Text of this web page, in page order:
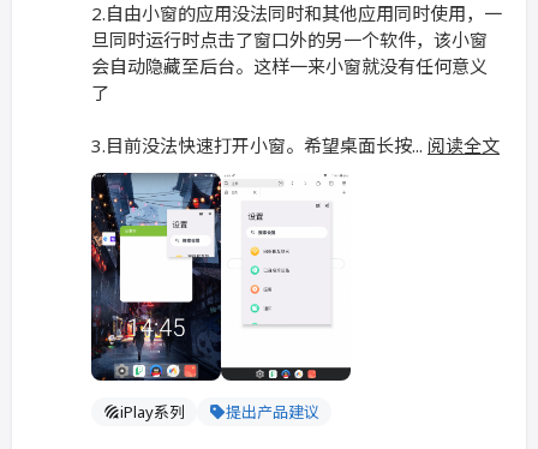
2.自由小窗的应用没法同时和其他应用同时使用，一
旦同时运行时点击了窗口外的另一个软件，该小窗
会自动隐藏至后台。这样一来小窗就没有任何意义
了
3.目前没法快速打开小窗。希望桌面长按... 阅读全文
iPlay系列 提出产品建议